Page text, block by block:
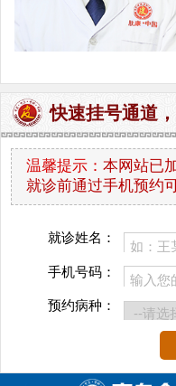
快速挂号通道
温馨提示： 本网站已
就诊前通过手机预约
就诊姓名：
手机号码：
预约病种：